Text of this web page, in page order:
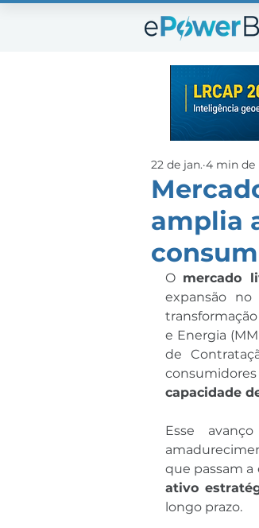
amplia
22 de jan. 4 min de
O mercado
expansão
e Energia
de
capacidade
Esse
ativo
longo prazo.